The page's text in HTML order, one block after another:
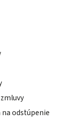
odstúpenie